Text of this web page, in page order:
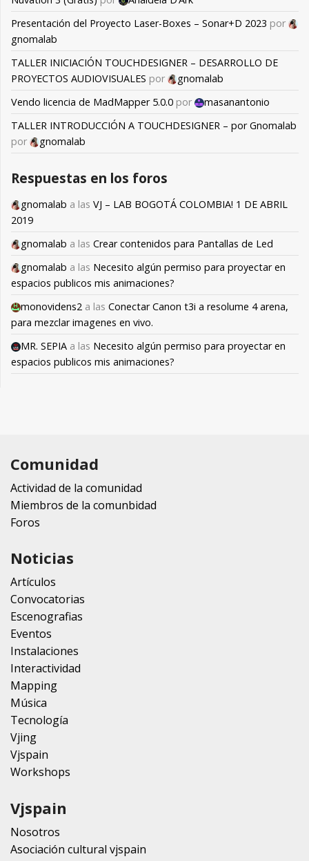
Presentación del Proyecto Laser-Boxes – Sonar+D 2023 por
gnomalab
TALLER INICIACIÓN TOUCHDESIGNER – DESARROLLO DE
PROYECTOS AUDIOVISUALES por
gnomalab
Vendo licencia de MadMapper 5.0.0 por
masanantonio
TALLER INTRODUCCIÓN A TOUCHDESIGNER – por Gnomalab
por
gnomalab
Respuestas en los foros
gnomalab a las VJ – LAB BOGOTÁ COLOMBIA! 1 DE ABRIL
2019
gnomalab a las Crear contenidos para Pantallas de Led
gnomalab a las Necesito algún permiso para proyectar en
espacios publicos mis animaciones?
monovidens2 a las Conectar Canon t3i a resolume 4 arena,
para mezclar imagenes en vivo.
MR. SEPIA a las Necesito algún permiso para proyectar en
espacios publicos mis animaciones?
Comunidad
Actividad de la comunidad
Miembros de la comunbidad
Foros
Noticias
Artículos
Convocatorias
Escenografias
Eventos
Instalaciones
Interactividad
Mapping
Música
Tecnología
Vjing
Vjspain
Workshops
Vjspain
Nosotros
Asociación cultural vjspain